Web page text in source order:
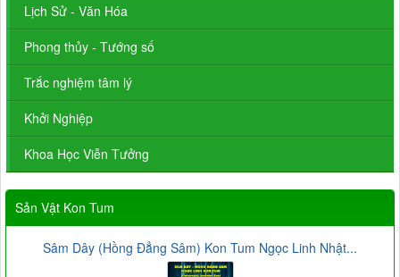
Lịch Sử - Văn Hóa
Phong thủy - Tướng số
Trắc nghiệm tâm lý
Khởi Nghiệp
Khoa Học Viễn Tưởng
Sản Vật Kon Tum
Sâm Dây (Hồng Đẳng Sâm) Kon Tum Ngọc Linh Nhật...